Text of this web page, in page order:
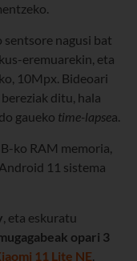
sentsore nagusi bat
eremuarekin, eta
10Mpx. Bideoari
ditu, hala
gaueko time-lapsea.
ko RAM memoria,
11 sistema
, eta eskuratu
opari 3
11 Lite NE.